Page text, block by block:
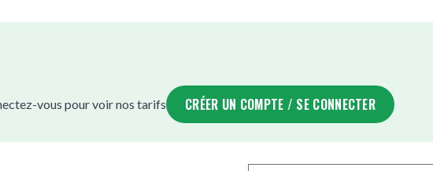
vous pour voir nos tarifs CRÉER UN COMPTE / SE CONNECTER